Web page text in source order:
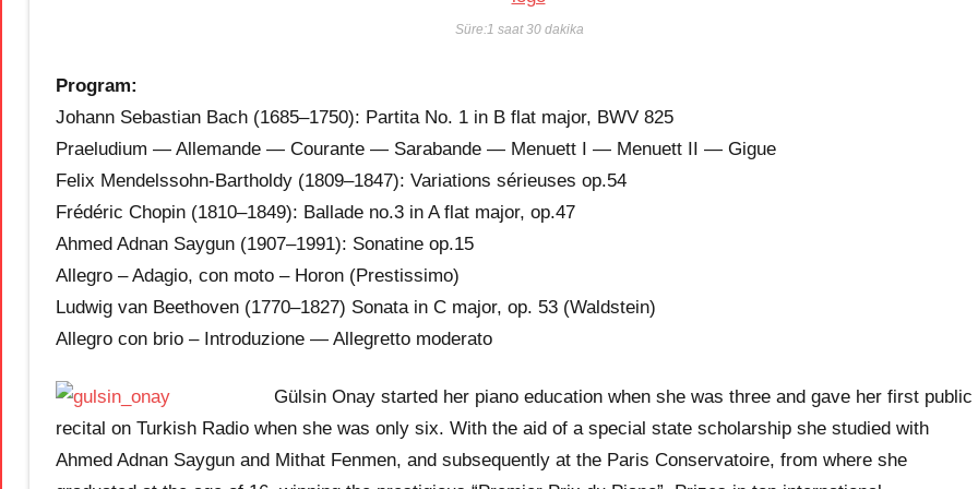
Süre:1 saat 30 dakika
Program:
Johann Sebastian Bach (1685–1750): Partita No. 1 in B flat major, BWV 825
Praeludium — Allemande — Courante — Sarabande — Menuett I — Menuett II — Gigue
Felix Mendelssohn-Bartholdy (1809–1847): Variations sérieuses op.54
Frédéric Chopin (1810–1849): Ballade no.3 in A flat major, op.47
Ahmed Adnan Saygun (1907–1991): Sonatine op.15
Allegro – Adagio, con moto – Horon (Prestissimo)
Ludwig van Beethoven (1770–1827) Sonata in C major, op. 53 (Waldstein)
Allegro con brio – Introduzione — Allegretto moderato
Gülsin Onay started her piano education when she was three and gave her first public
recital on Turkish Radio when she was only six. With the aid of a special state scholarship she studied with
Ahmed Adnan Saygun and Mithat Fenmen, and subsequently at the Paris Conservatoire, from where she